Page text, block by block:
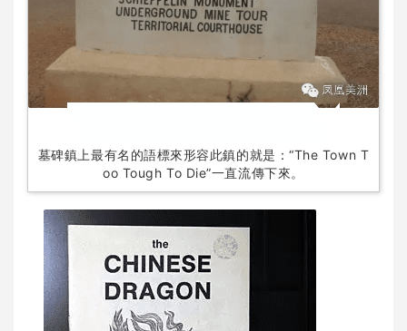
墓碑鎮上最有名的語標來形容此鎮的就是：“The Town T
oo Tough To Die”一直流傳下來。